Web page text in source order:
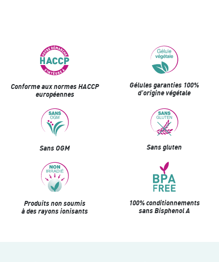
Conforme aux normes HACCP
européennes
Gélules garanties 100%
d’origine végétale
Sans OGM Sans gluten
Produits non soumis
à des rayons ionisants
100% conditionnements
sans Bisphenol A